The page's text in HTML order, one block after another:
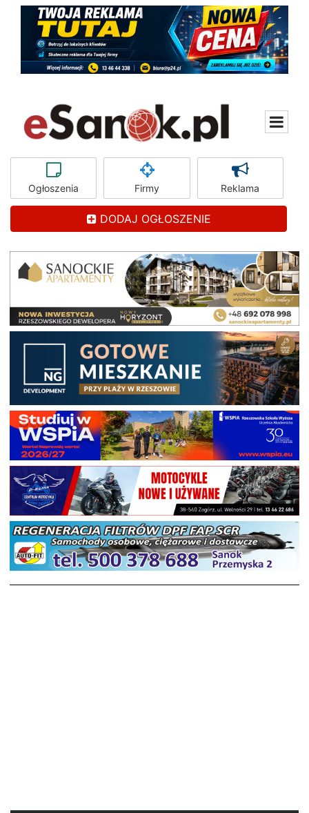
Ogłoszenia Firmy Reklama
DODAJ OGŁOSZENIE